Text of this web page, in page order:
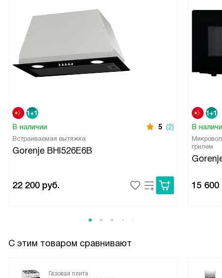
В наличии 5 (2)
Встраиваемая вытяжка
Gorenje BHI526E6B
22 200 руб.
В
грилем
15 600
С этим товаром сравнивают
Газовая плита